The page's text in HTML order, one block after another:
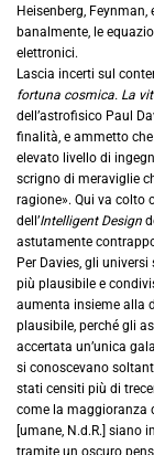
Heisenberg,
banalmente, le
elettronici.
Lascia incerti sul
fortuna cosmica. La
dell’astrofisico Paul
finalità, e ammetto
elevato livello di
scrigno di meraviglie
ragione». Qui va colto
dell’Intelligent Design
astutamente
Per Davies, gli
più plausibile e
aumenta insieme alla
plausibile, perché gli
accertata un’unica
si conoscevano
stati censiti più di
come la maggioranza
[umane, N.d.R.] siano
tramite un oscuro